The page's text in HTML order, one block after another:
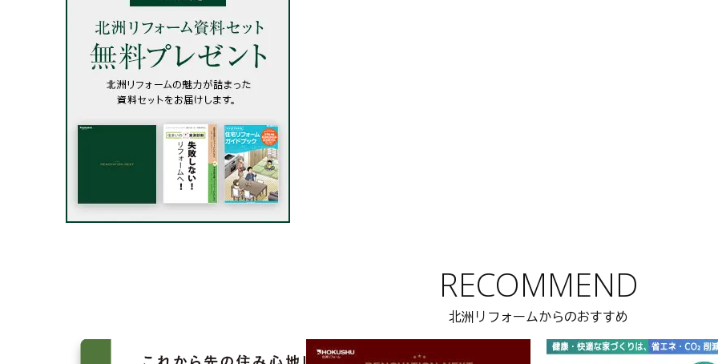
RECOMMEND
北洲リフォームからのおすすめ